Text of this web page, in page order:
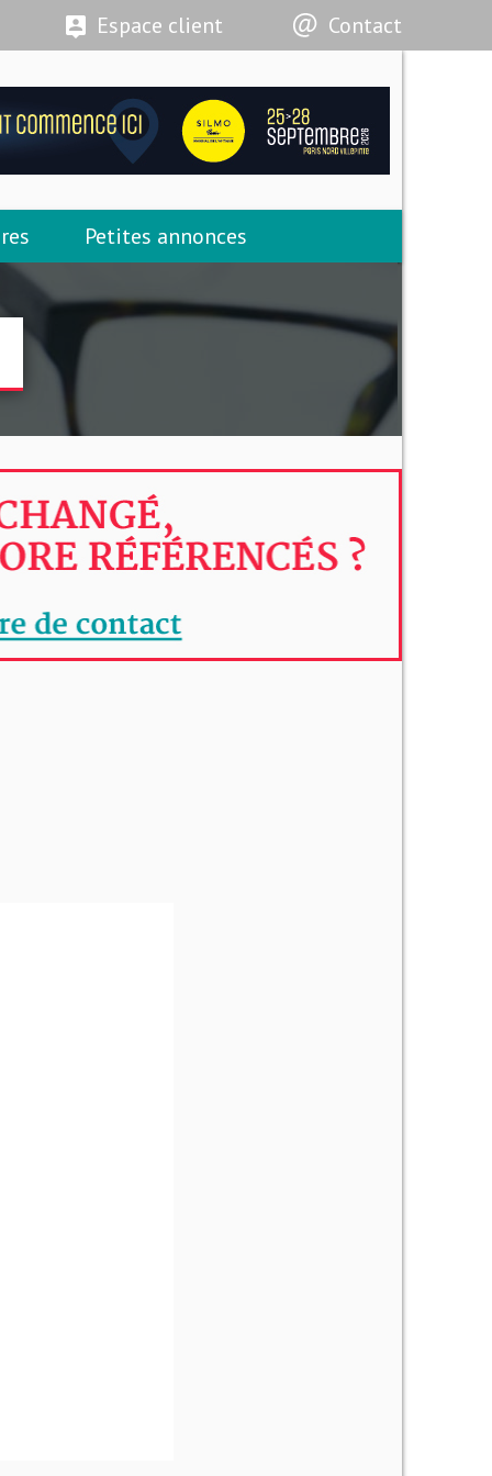
Espace client Contact
Petites annonces